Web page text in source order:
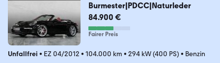
Burmester|PDCC|Naturleder
84.900 €
Fairer Preis
Unfallfrei • EZ 04/2012 • 104.000 km • 294 kW (400 PS) • Benzin